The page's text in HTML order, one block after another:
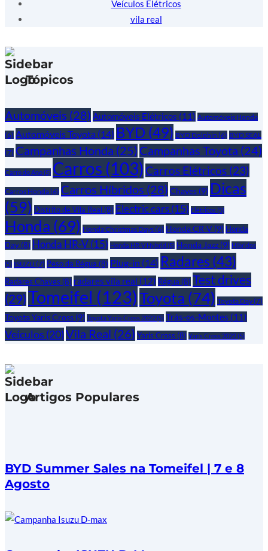
Veículos Elétricos
vila real
Tópicos
Automóveis (28) Automóveis Elétricos (11) Automóveis Honda
(6) Automóveis Toyota (14) BYD (49) BYD Dolphin (6) BYD SEAL
(7) Campanhas Honda (25) Campanhas Toyota (24)
Carro do Ano(5) Carros (103) Carros Elétricos (23)
Carros Honda(6) Carros Híbridos (28) Chaves (9) Dicas
(59) Distrito de Vila Real (8) Electric cars (15) Elétricos(5)
Honda (69) Honda Christmas Days(6) Honda CR-V (9) Honda
Day (8) Honda HR-V (15) Honda HR-V Hybrid (5) Honda Jazz (9) Híbridos
(5) ISUZU (7) Peso da Régua (8) Plug-in (14) Radares (43)
Radares Chaves (8) radares vila real (12) Régua (8) Test drives
(29)Tomeifel (123)Toyota (74) Toyota Day(7)
Toyota Yaris Cross (9) Toyota Yaris Cross 2022(5) Trás-os-Montes (11)
Veículos (20)Vila Real (26) Yaris Cross (8) Yaris Cross 2022(5)
Artigos Populares
BYD Summer Sales na Tomeifel | 7 e 8
Agosto